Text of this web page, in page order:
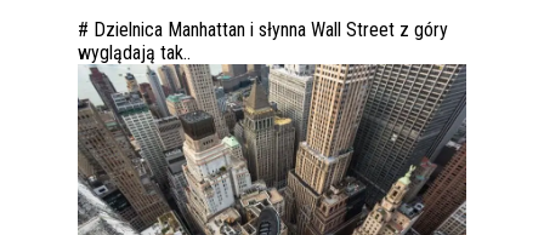
# Dzielnica Manhattan i słynna Wall Street z góry
wyglądają tak..